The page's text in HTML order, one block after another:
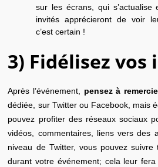
sur les écrans, qui
invités apprécieront de voir
c’est certain !
3) Fidélisez vos
Après l’événement, pensez à
dédiée, sur Twitter ou Facebook, mais
pouvez profiter des réseaux sociaux
vidéos, commentaires, liens vers des
niveau de Twitter, vous pouvez
durant votre événement; cela leur